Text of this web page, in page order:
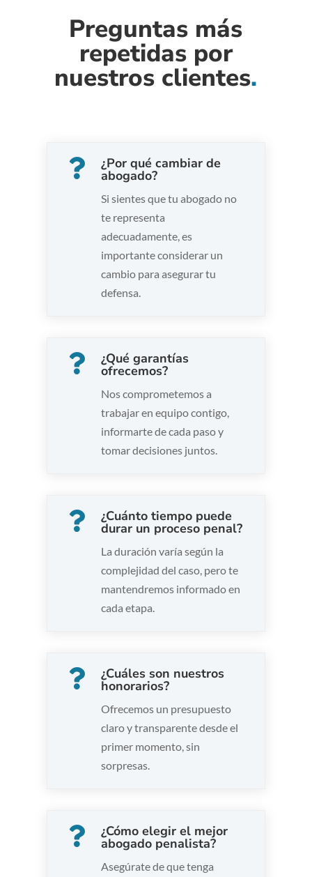
Preguntas más
repetidas por
nuestros clientes.
 ¿Por qué cambiar de
abogado?
Si sientes que tu abogado no
te representa
adecuadamente, es
importante considerar un
cambio para asegurar tu
defensa.
 ¿Qué garantías
ofrecemos?
Nos comprometemos a
trabajar en equipo contigo,
informarte de cada paso y
tomar decisiones juntos.
 ¿Cuánto tiempo puede
durar un proceso penal?
La duración varía según la
complejidad del caso, pero te
mantendremos informado en
cada etapa.
 ¿Cuáles son nuestros
honorarios?
Ofrecemos un presupuesto
claro y transparente desde el
primer momento, sin
sorpresas.
 ¿Cómo elegir el mejor
abogado penalista?
Asegúrate de que tenga